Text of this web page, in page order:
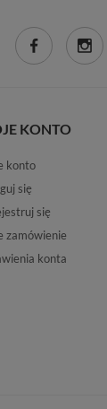
KONTO
konto
się
się
zamówienie
konta